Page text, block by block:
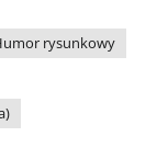
rysunkowy